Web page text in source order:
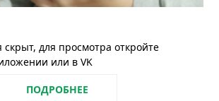
скрыт, для просмотра откройте
или в VK
ПОДРОБНЕЕ